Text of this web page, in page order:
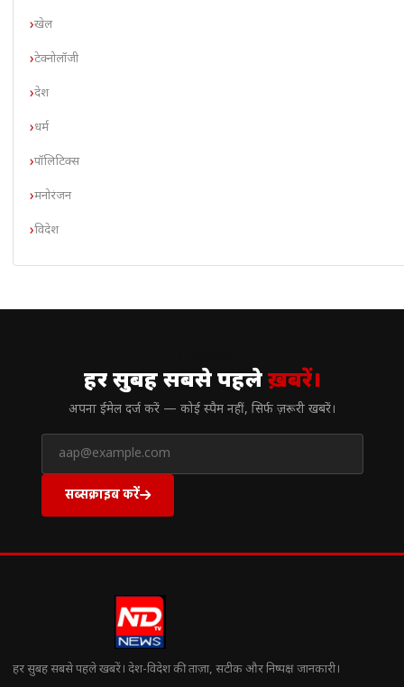
खेल
टेक्नोलॉजी
देश
धर्म
पॉलिटिक्स
मनोरंजन
विदेश
हर सुबह सबसे पहलेख़बरें।
अपना ईमेल दर्ज करें — कोई स्पैम नहीं, सिर्फ ज़रूरी खबरें।
सब्सक्राइब करें
हर सुबह सबसे पहले खबरें। देश-विदेश की ताज़ा, सटीक और निष्पक्ष जानकारी।